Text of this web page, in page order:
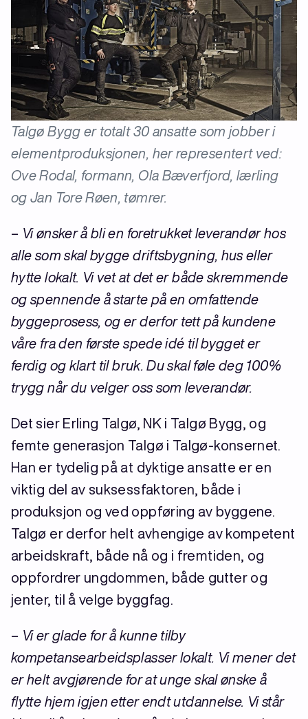
Talgø Bygg er totalt 30 ansatte som jobber i
elementproduksjonen, her representert ved:
Ove Rodal, formann, Ola Bæverfjord, lærling
og Jan Tore Røen, tømrer.
– Vi ønsker å bli en foretrukket leverandør hos
alle som skal bygge driftsbygning, hus eller
hytte lokalt. Vi vet at det er både skremmende
og spennende å starte på en omfattende
byggeprosess, og er derfor tett på kundene
våre fra den første spede idé til bygget er
ferdig og klart til bruk. Du skal føle deg 100%
trygg når du velger oss som leverandør.
Det sier Erling Talgø, NK i Talgø Bygg, og
femte generasjon Talgø i Talgø-konsernet.
Han er tydelig på at dyktige ansatte er en
viktig del av suksessfaktoren, både i
produksjon og ved oppføring av byggene.
Talgø er derfor helt avhengige av kompetent
arbeidskraft, både nå og i fremtiden, og
oppfordrer ungdommen, både gutter og
jenter, til å velge byggfag.
– Vi er glade for å kunne tilby
kompetansearbeidsplasser lokalt. Vi mener det
er helt avgjørende for at unge skal ønske å
flytte hjem igjen etter endt utdannelse. Vi står